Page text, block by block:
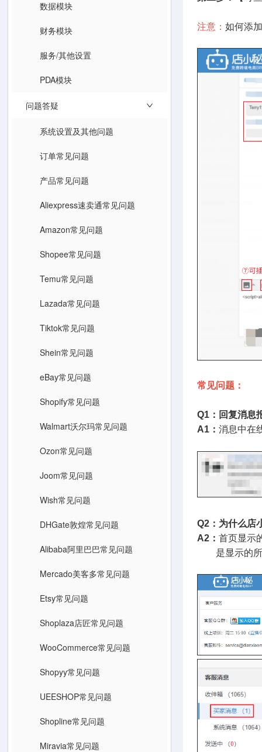
数据模块
财务模块
服务/其他设置
PDA模块
问题答疑
系统设置及其他问题
订单常见问题
产品常见问题
Aliexpress速卖通常见问题
Amazon常见问题
Shopee常见问题
Temu常见问题
Lazada常见问题
Tiktok常见问题
Shein常见问题
eBay常见问题
Shopify常见问题
Walmart沃尔玛常见问题
Ozon常见问题
Joom常见问题
Wish常见问题
DHGate敦煌常见问题
Alibaba阿里巴巴常见问题
Mercado美客多常见问题
Etsy常见问题
Shoplaza店匠常见问题
WooCommerce常见问题
Shopyy常见问题
UEESHOP常见问题
Shopline常见问题
Miravia常见问题
注意： 如何添
常见问题：
Q1：回复消息
A1： 消息中在
Q2：为什么店
A2： 首页显示
是显示的所